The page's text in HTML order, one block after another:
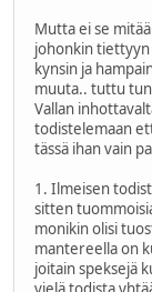
Mutta ei se
johonkin tiettyyn
kynsin ja
muuta.. tuttu
Vallan
todistelemaan
tässä ihan vain
1. Ilmeisen
sitten
monikin olisi
mantereella on
joitain speksejä